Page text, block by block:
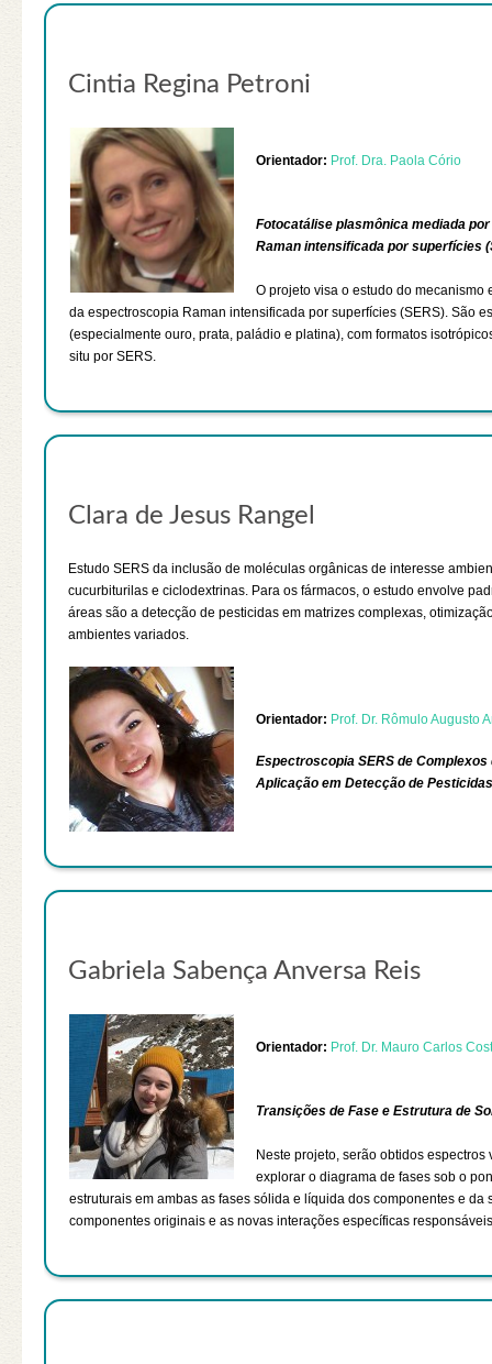
Cintia Regina Petroni
Orientador: Prof. Dra. Paola Cório
Fotocatálise plasmônica mediada
Raman intensificada por superfícies
O projeto visa o estudo do
da espectroscopia Raman intensificada por superfícies (SERS). São
(especialmente ouro, prata, paládio e platina), com formatos
situ por SERS.
Clara de Jesus Rangel
Estudo SERS da inclusão de moléculas orgânicas de interesse
cucurbiturilas e ciclodextrinas. Para os fármacos, o estudo envolve
áreas são a detecção de pesticidas em matrizes complexas,
ambientes variados.
Orientador: Prof. Dr. Rômulo Augusto
Espectroscopia SERS de Complexos
Aplicação em Detecção de Pesticidas
Gabriela Sabença Anversa Reis
Orientador: Prof. Dr. Mauro Carlos
Transições de Fase e Estrutura de
Neste projeto, serão obtidos
explorar o diagrama de fases sob o
estruturais em ambas as fases sólida e líquida dos componentes e
componentes originais e as novas interações específicas